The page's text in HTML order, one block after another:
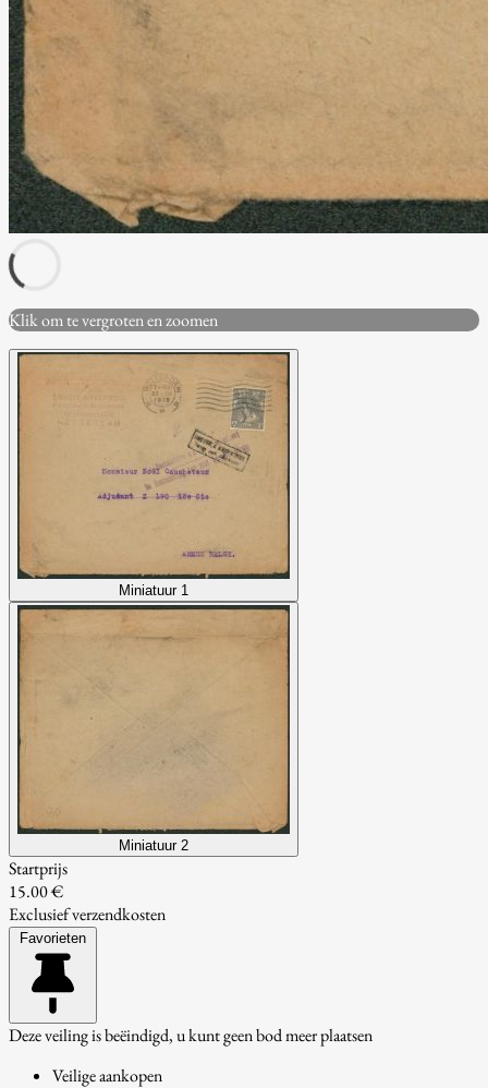
Klik om te vergroten en zoomen
Miniatuur 1
Miniatuur 2
Startprijs
15.00 €
Exclusief verzendkosten
Favorieten
Deze veiling is beëindigd, u kunt geen bod meer plaatsen
Veilige aankopen